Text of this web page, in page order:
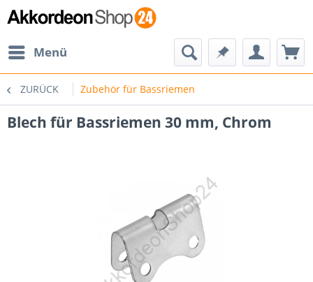
Menü
ZURÜCK Zubehör für Bassriemen
Blech für Bassriemen 30 mm, Chrom